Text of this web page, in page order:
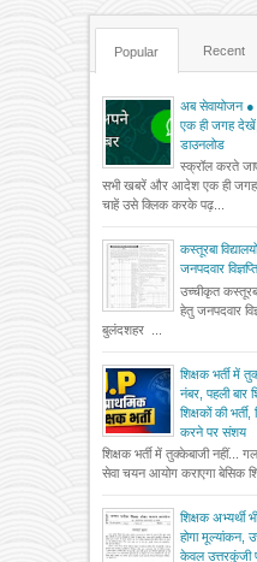
Popular Recent
अब सेवायोजन
एक ही जगह
डाउनलोड
स्क्रॉल करते
सभी खबरें और आदेश एक ही
चाहें उसे क्लिक करके पढ़...
कस्तूरबा
जनपदवार
उच्चीकृत कस्तूरबा
हेतु जनपदवार
बुलंदशहर ...
शिक्षक भर्ती में
नंबर, पहली बार
शिक्षकों की
करने पर संशय
शिक्षक भर्ती में तुक्केबाजी नहीं...
सेवा चयन आयोग कराएगा बेसिक
शिक्षक अभ्यर्थी
होगा मूल्यांकन,
केवल उत्तरकुंजी